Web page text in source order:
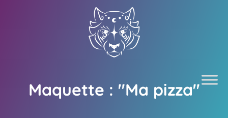
Maquette : "Ma pizza"